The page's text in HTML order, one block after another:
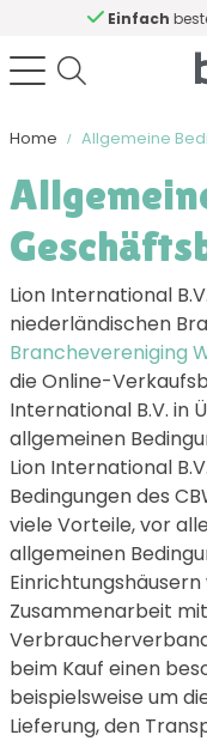
Home Allgemeine
Lion International
niederländischen
Branchevereniging
die Online-
International B.V. in
allgemeinen
Lion International
Bedingungen des
viele Vorteile, vor
allgemeinen
Zusammenarbeit
beim Kauf einen
beispielsweise um
Lieferung, den